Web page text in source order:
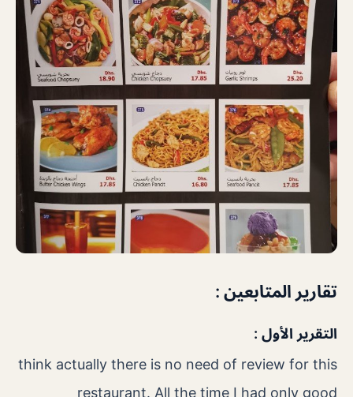
تقارير المتابعين :
التقرير الأول :
think actually there is no need of review for this
restaurant. All the time I had only good